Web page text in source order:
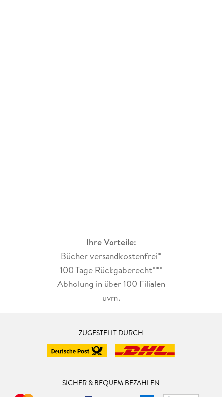
Ihre Vorteile:
Bücher versandkostenfrei*
100 Tage Rückgaberecht***
Abholung in über 100 Filialen
uvm.
ZUGESTELLT DURCH
SICHER & BEQUEM BEZAHLEN